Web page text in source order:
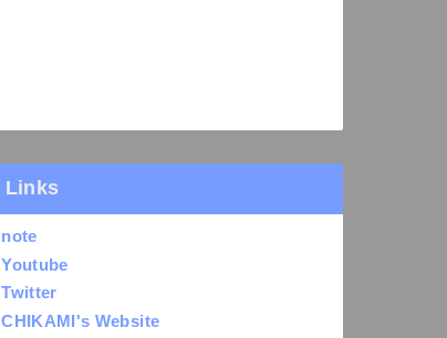
Links
note
Youtube
Twitter
CHIKAMI's Website